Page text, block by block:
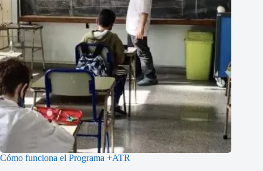
Cómo funciona el Programa +ATR